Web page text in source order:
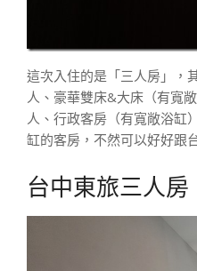
這次入住的是「三人房」，
人、豪華雙床&大床（有寬
人、行政客房（有寬敞浴缸
缸的客房，不然可以好好跟
台中東旅三人房